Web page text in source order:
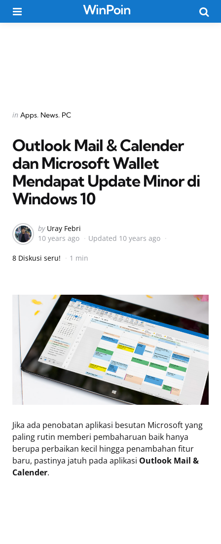
WinPoin
Categories
Posted
in Apps News PC
Outlook Mail & Calender
dan Microsoft Wallet
Mendapat Update Minor di
Windows 10
Posted
by
by Uray Febri
10 years ago
Updated 10 years ago
8 Diskusi seru! 1 min
Jika ada penobatan aplikasi besutan Microsoft yang
paling rutin memberi pembaharuan baik hanya
berupa perbaikan kecil hingga penambahan fitur
baru, pastinya jatuh pada aplikasi Outlook Mail &
Calender.